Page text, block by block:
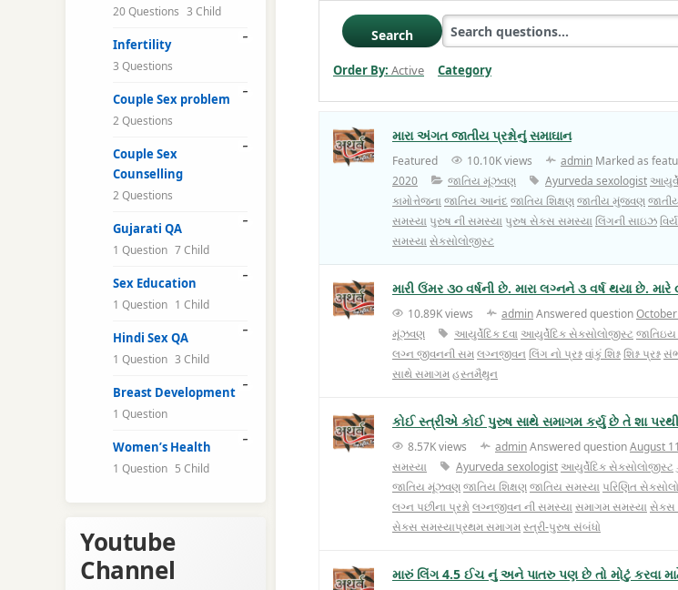
Search
Order By: Active Category
મારા અંગત જાતીય પ્રશ્નોનું સમાઘાન
Featured 10.10K views admin Marked as
2020
જાતિય મૂંઝવણ Ayurveda sexologist
કામોત્તેજના જાતિય આનંદ જાતિય શિક્ષણજાતીય મુંજવણ
સમસ્યા પુરુષ ની સમસ્યા પુરુષ સેક્સ સમસ્યા લિંગની સાઇઝ
સમસ્યા સેક્સોલોજીસ્ટ
મારી ઉંમર ૩૦ વર્ષની છે. મારા લગ્નને ૩ વર્ષ થયા છે.
10.89K views adminAnswered question
મૂંઝવણ
આયુર્વેદિક દવા આયુર્વેદિક સેક્સોલોજીસ્ટ
લગ્ન જીવનની સમલગ્નજીવન લિંગ નો પ્રશ્નવાંકું શિશ્નશિશ્ન પ્રશ્ન
સાથે સમાગમહસ્તમૈથુન
કોઈ સ્ત્રીએ કોઈ પુરુષ સાથે સમાગમ કર્યુ છે તે શા
8.57K views adminAnswered questionAugust
સમસ્યા
Ayurveda sexologist આયુર્વેદિક સેક્સોલોજીસ્ટ
જાતિય મૂંઝવણજાતિય શિક્ષણજાતિય સમસ્યા પરિણિત
લગ્ન પછીના પ્રશ્નોલગ્નજીવન ની સમસ્યા સમાગમ સમસ્યા સેક્સ
સેક્સ સમસ્યાપ્રથમ સમાગમસ્ત્રી-પુરુષ સંબંધો
મારું લિંગ 4.5 ઈચ નું અને પાતરુ પણ છે તો મોટું કરવા
20 Questions 3 Child
Infertility
3 Questions
Couple Sex problem
2 Questions
Couple Sex
Counselling
2 Questions
Gujarati QA
1 Question 7 Child
Sex Education
1 Question 1 Child
Hindi Sex QA
1 Question 3 Child
Breast Development
1 Question
Women’s Health
1 Question 5 Child
Youtube
Channel